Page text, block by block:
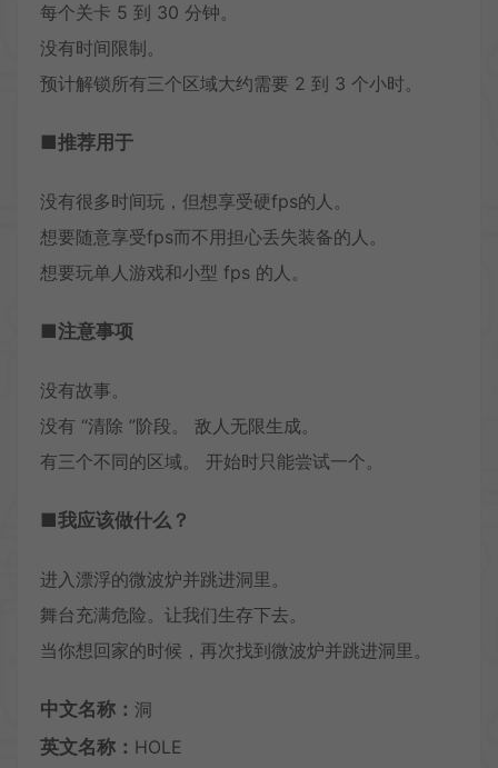
每个关卡 5 到 30 分钟。
没有时间限制。
预计解锁所有三个区域大约需要 2 到 3 个小时。
■推荐用于
没有很多时间玩，但想享受硬fps的人。
想要随意享受fps而不用担心丢失装备的人。
想要玩单人游戏和小型 fps 的人。
■注意事项
没有故事。
没有 “清除 ”阶段。 敌人无限生成。
有三个不同的区域。 开始时只能尝试一个。
■我应该做什么？
进入漂浮的微波炉并跳进洞里。
舞台充满危险。让我们生存下去。
当你想回家的时候，再次找到微波炉并跳进洞里。
中文名称： 洞
英文名称： HOLE